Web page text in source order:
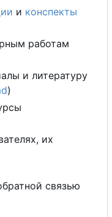
и конспекты
работам
и литературу
)
их
связью